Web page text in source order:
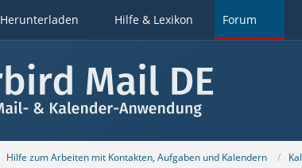
Herunterladen Hilfe & Lexikon Forum
Hilfe zum Arbeiten mit Kontakten, Aufgaben und Kalendern